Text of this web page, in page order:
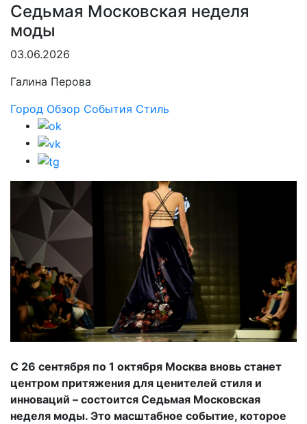
Седьмая Московская неделя
моды
03.06.2026
Галина Перова
Город Обзор События Стиль
С 26 сентября по 1 октября Москва вновь станет
центром притяжения для ценителей стиля и
инноваций – состоится Седьмая Московская
неделя моды. Это масштабное событие, которое